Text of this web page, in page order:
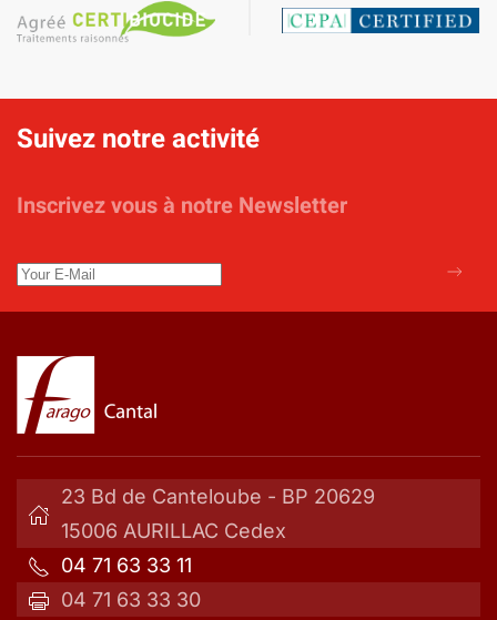
Suivez notre activité
Inscrivez vous à notre Newsletter
23 Bd de Canteloube - BP 20629
15006 AURILLAC Cedex
04 71 63 33 11
04 71 63 33 30